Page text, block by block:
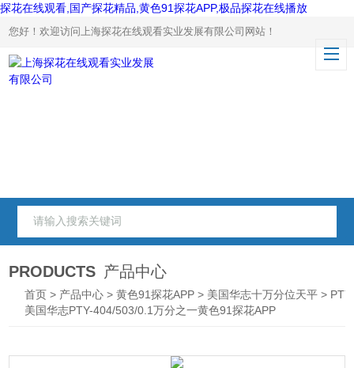
探花在线观看,国产探花精品,黄色91探花APP,极品探花在线播放
您好！欢迎访问上海探花在线观看实业发展有限公司网站！
PRODUCTS 产品中心
首页 > 产品中心 >黄色91探花APP > 美国华志十万分位天平 > PTY
美国华志PTY-404/503/0.1万分之一黄色91探花APP